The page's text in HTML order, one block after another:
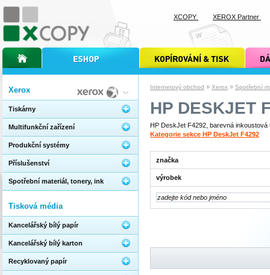
Internetový obchod » Xerox » Spotřební
HP DESKJET
HP DeskJet F4292, barevná
Kategorie sekce HP DeskJet F4292
značka
výrobek
Xerox
Tiskárny
Multifunkční zařízení
Produkční systémy
Příslušenství
Spotřební materiál, tonery, ink
Tisková média
Kancelářský bílý papír
Kancelářský bílý karton
Recyklovaný papír
úvodní stránka xcopyinternetový obchod xcopy kopírování a tisk xcopy dárkové
XCOPY XEROX Partner